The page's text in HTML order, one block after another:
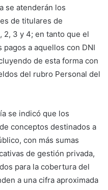
se atenderán los
de titulares de
2, 3 y 4; en tanto que el
a aquellos con DNI
de esta forma con
del rubro Personal del
se indicó que los
conceptos destinados a
con más sumas
de gestión privada,
para la cobertura del
a una cifra aproximada